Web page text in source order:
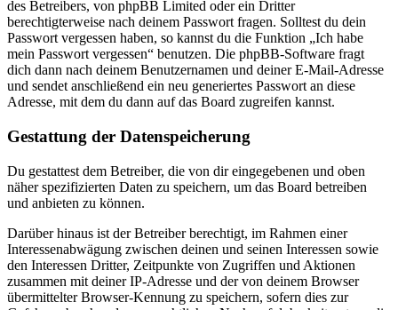
des Betreibers, von phpBB Limited oder ein Dritter
berechtigterweise nach deinem Passwort fragen. Solltest du dein
Passwort vergessen haben, so kannst du die Funktion „Ich habe
mein Passwort vergessen“ benutzen. Die phpBB-Software fragt
dich dann nach deinem Benutzernamen und deiner E-Mail-Adresse
und sendet anschließend ein neu generiertes Passwort an diese
Adresse, mit dem du dann auf das Board zugreifen kannst.
Gestattung der Datenspeicherung
Du gestattest dem Betreiber, die von dir eingegebenen und oben
näher spezifizierten Daten zu speichern, um das Board betreiben
und anbieten zu können.
Darüber hinaus ist der Betreiber berechtigt, im Rahmen einer
Interessenabwägung zwischen deinen und seinen Interessen sowie
den Interessen Dritter, Zeitpunkte von Zugriffen und Aktionen
zusammen mit deiner IP-Adresse und der von deinem Browser
übermittelter Browser-Kennung zu speichern, sofern dies zur